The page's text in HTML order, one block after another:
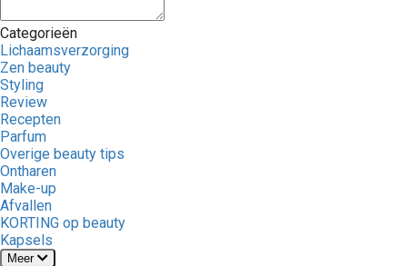
Categorieën
Lichaamsverzorging
Zen beauty
Styling
Review
Recepten
Parfum
Overige beauty tips
Ontharen
Make-up
Afvallen
KORTING op beauty
Kapsels
Meer